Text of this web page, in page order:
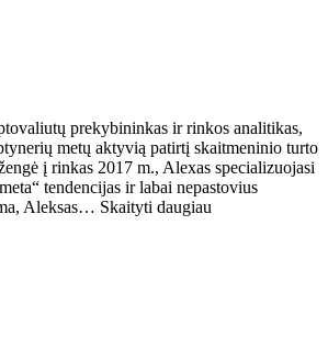
prekybininkas ir rinkos analitikas,
metų aktyvią patirtį skaitmeninio turto
į rinkas 2017 m., Alexas specializuojasi
tendencijas ir labai nepastovius
Aleksas… Skaityti daugiau